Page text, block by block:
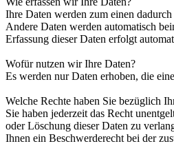
Ihre Daten werden zum einen
Andere Daten werden automatisch
Erfassung dieser Daten erfolgt
Wofür nutzen wir Ihre Daten?
Es werden nur Daten erhoben, die
Welche Rechte haben Sie bezüglich
Sie haben jederzeit das Recht
oder Löschung dieser Daten zu
Ihnen ein Beschwerderecht bei der